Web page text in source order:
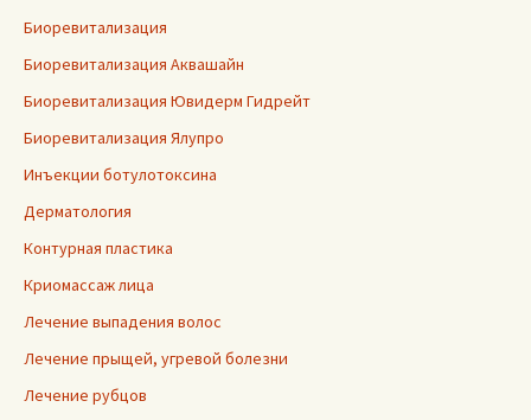
Биоревитализация
Биоревитализация Аквашайн
Биоревитализация Ювидерм Гидрейт
Биоревитализация Ялупро
Инъекции ботулотоксина
Дерматология
Контурная пластика
Криомассаж лица
Лечение выпадения волос
Лечение прыщей, угревой болезни
Лечение рубцов